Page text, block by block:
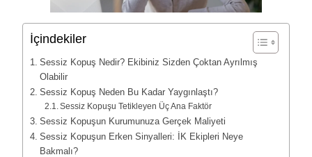
İçindekiler
Sessiz Kopuş Nedir? Ekibiniz Sizden Çoktan Ayrılmış
Olabilir
Sessiz Kopuş Neden Bu Kadar Yaygınlaştı?
Sessiz Kopuşu Tetikleyen Üç Ana Faktör
Sessiz Kopuşun Kurumunuza Gerçek Maliyeti
Sessiz Kopuşun Erken Sinyalleri: İK Ekipleri Neye
Bakmalı?